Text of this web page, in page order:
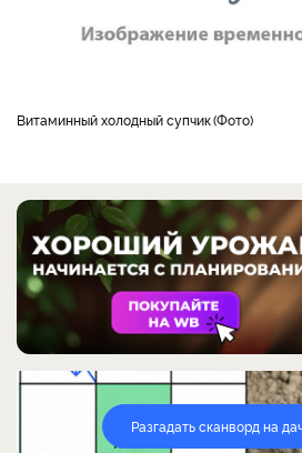
витаминный холодный супчик Фото
Разгадать сканворд на